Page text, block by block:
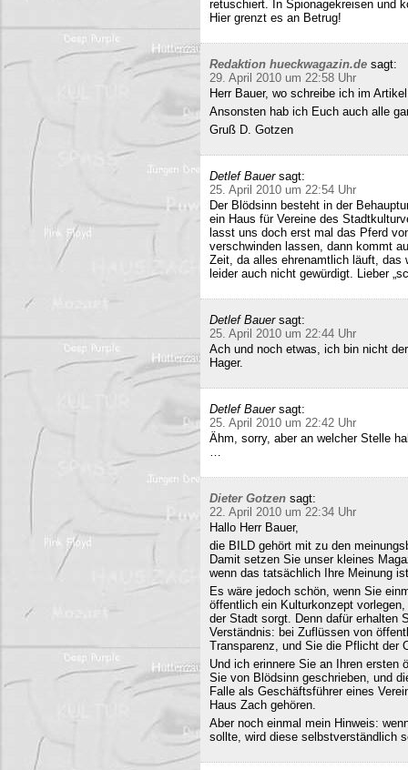
retuschiert. In Spionagekreisen und
Hier grenzt es an Betrug!
Redaktion hueckwagazin.de sagt:
29. April 2010 um 22:58 Uhr
Herr Bauer, wo schreibe ich im
Ansonsten hab ich Euch auch alle
Gruß D. Gotzen
Detlef Bauer sagt:
25. April 2010 um 22:54 Uhr
Der Blödsinn besteht in der
ein Haus für Vereine des
lasst uns doch erst mal das Pferd
verschwinden lassen, dann kommt
Zeit, da alles ehrenamtlich läuft, das
leider auch nicht gewürdigt. Lieber
Detlef Bauer sagt:
25. April 2010 um 22:44 Uhr
Ach und noch etwas, ich bin nicht
Hager.
Detlef Bauer sagt:
25. April 2010 um 22:42 Uhr
Ähm, sorry, aber an welcher Stelle
…
Dieter Gotzen sagt:
22. April 2010 um 22:34 Uhr
Hallo Herr Bauer,
die BILD gehört mit zu den
Damit setzen Sie unser kleines
wenn das tatsächlich Ihre Meinung
Es wäre jedoch schön, wenn Sie
öffentlich ein Kulturkonzept
der Stadt sorgt. Denn dafür erhalten
Verständnis: bei Zuflüssen von
Transparenz, und Sie die Pflicht der
Und ich erinnere Sie an Ihren ersten
Sie von Blödsinn geschrieben, und
Falle als Geschäftsführer eines
Haus Zach gehören.
Aber noch einmal mein Hinweis:
sollte, wird diese selbstverständlich